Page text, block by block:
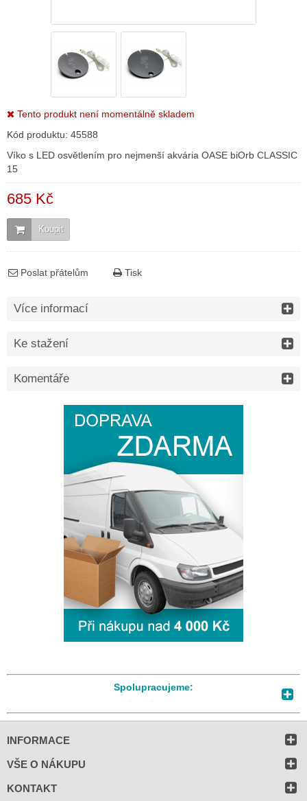
Tento produkt není momentálně skladem
Kód produktu: 45588
Víko s LED osvětlením pro nejmenší akvária OASE biOrb CLASSIC
15
685 Kč
Koupit
Poslat přátelům Tisk
Více informací
Ke stažení
Komentáře
Spolupracujeme:
INFORMACE
VŠE O NÁKUPU
KONTAKT